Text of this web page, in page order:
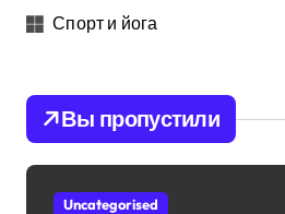
Спорт и йога
Вы пропустили
Uncategorised